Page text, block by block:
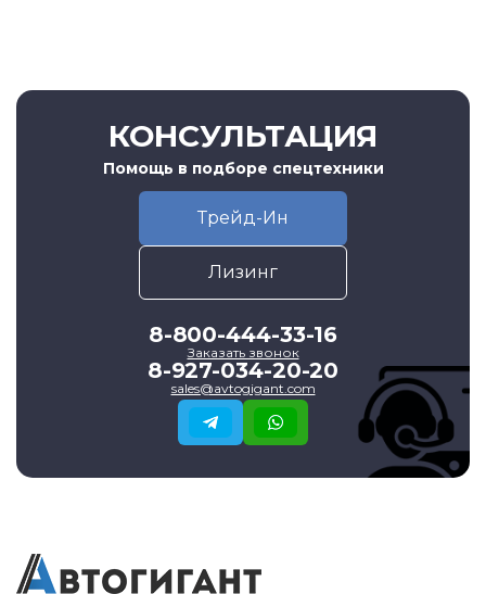
КОНСУЛЬТАЦИЯ
Помощь в подборе спецтехники
Трейд-Ин
Лизинг
8-800-444-33-16
Заказать звонок
8-927-034-20-20
sales@avtogigant.com